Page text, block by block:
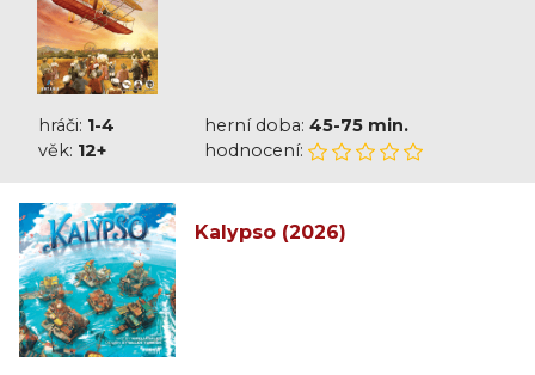
hráči: 1-4 herní doba: 45-75 min.
věk: 12+ hodnocení:
Kalypso (2026)